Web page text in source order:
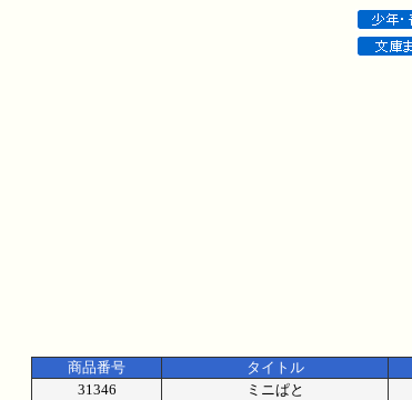
商品番号 タイトル
31346
ミニぱと